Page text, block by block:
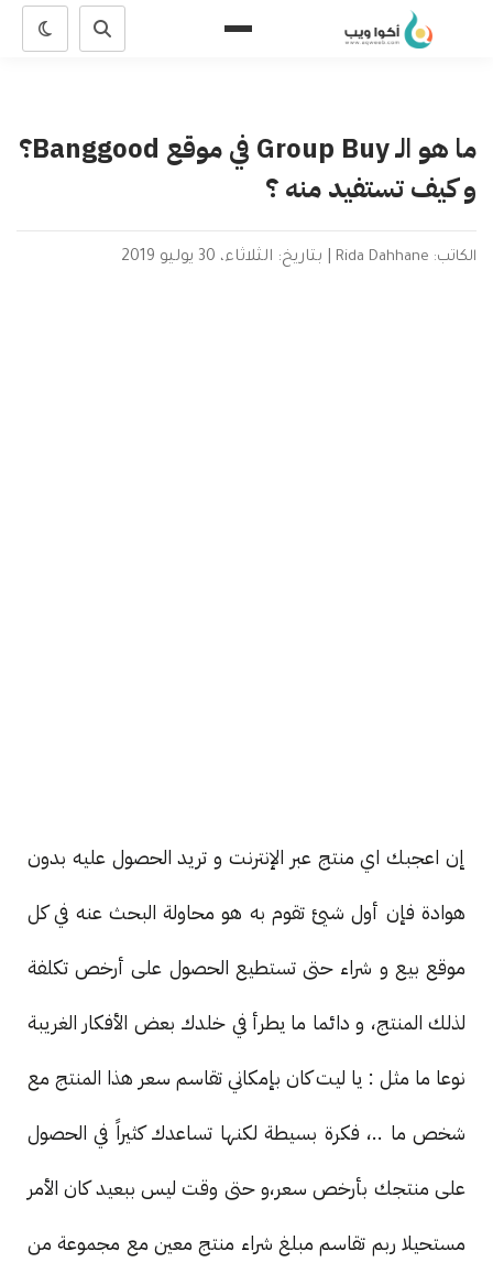
ما هو الـ Group Buy في موقع Banggood؟
و كيف تستفيد منه ؟
الكاتب: Rida Dahhane بتاريخ: الثلاثاء، 30 يوليو 2019
إن اعجبك اي منتج عبر الإنترنت و تريد الحصول عليه بدون
هوادة فإن أول شيئ تقوم به هو محاولة البحث عنه في كل
موقع بيع و شراء حتى تستطيع الحصول على أرخص تكلفة
لذلك المنتج، و دائما ما يطرأ في خلدك بعض الأفكار الغريبة
نوعا ما مثل : يا ليت كان بإمكاني تقاسم سعر هذا المنتج مع
شخص ما ..، فكرة بسيطة لكنها تساعدك كثيراً في الحصول
على منتجك بأرخص سعر،و حتى وقت ليس ببعيد كان الأمر
مستحيلا ربم تقاسم مبلغ شراء منتج معين مع مجموعة من